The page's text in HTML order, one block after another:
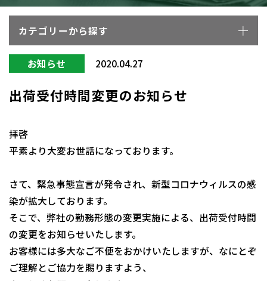
カテゴリーから探す
お知らせ 2020.04.27
出荷受付時間変更のお知らせ
拝啓
平素より大変お世話になっております。
さて、緊急事態宣言が発令され、新型コロナウィルスの感
染が拡大しております。
そこで、弊社の勤務形態の変更実施による、出荷受付時間
の変更をお知らせいたします。
お客様には多大なご不便をおかけいたしますが、なにとぞ
ご理解とご協力を賜りますよう、